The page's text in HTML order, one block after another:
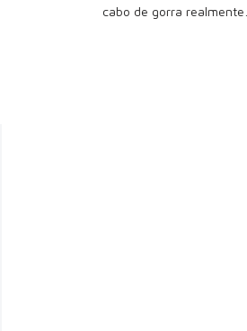
cabo de gorra realmente…